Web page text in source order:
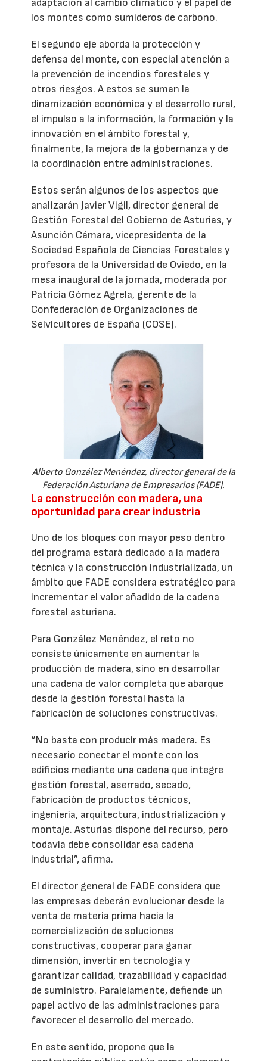
adaptación al cambio climático y el papel de
los montes como sumideros de carbono.
El segundo eje aborda la protección y
defensa del monte, con especial atención a
la prevención de incendios forestales y
otros riesgos. A estos se suman la
dinamización económica y el desarrollo rural,
el impulso a la información, la formación y la
innovación en el ámbito forestal y,
finalmente, la mejora de la gobernanza y de
la coordinación entre administraciones.
Estos serán algunos de los aspectos que
analizarán Javier Vigil, director general de
Gestión Forestal del Gobierno de Asturias, y
Asunción Cámara, vicepresidenta de la
Sociedad Española de Ciencias Forestales y
profesora de la Universidad de Oviedo, en la
mesa inaugural de la jornada, moderada por
Patricia Gómez Agrela, gerente de la
Confederación de Organizaciones de
Selvicultores de España (COSE).
Alberto González Menéndez, director general de la
Federación Asturiana de Empresarios (FADE).
La construcción con madera, una
oportunidad para crear industria
Uno de los bloques con mayor peso dentro
del programa estará dedicado a la madera
técnica y la construcción industrializada, un
ámbito que FADE considera estratégico para
incrementar el valor añadido de la cadena
forestal asturiana.
Para González Menéndez, el reto no
consiste únicamente en aumentar la
producción de madera, sino en desarrollar
una cadena de valor completa que abarque
desde la gestión forestal hasta la
fabricación de soluciones constructivas.
“No basta con producir más madera. Es
necesario conectar el monte con los
edificios mediante una cadena que integre
gestión forestal, aserrado, secado,
fabricación de productos técnicos,
ingeniería, arquitectura, industrialización y
montaje. Asturias dispone del recurso, pero
todavía debe consolidar esa cadena
industrial”, afirma.
El director general de FADE considera que
las empresas deberán evolucionar desde la
venta de materia prima hacia la
comercialización de soluciones
constructivas, cooperar para ganar
dimensión, invertir en tecnología y
garantizar calidad, trazabilidad y capacidad
de suministro. Paralelamente, defiende un
papel activo de las administraciones para
favorecer el desarrollo del mercado.
En este sentido, propone que la